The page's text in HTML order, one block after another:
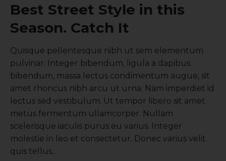
Best Street Style in this
Season. Catch It
Quisque pellentesque nibh ut sem elementum
pulvinar. Integer bibendum, ligula a dapibus
bibendum, massa lectus condimentum augue, sit
amet rhoncus nibh arcu ut urna. Nam imperdiet id
lectus sed vestibulum. Ut tempor libero sit amet
metus fermentum ullamcorper. Nullam
scelerisque iaculis purus eu varius. Integer
molestie in leo et consectetur. Donec varius velit
quis tellus...